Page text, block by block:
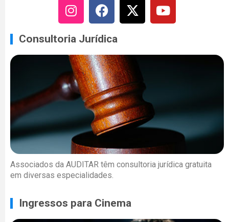
Consultoria Jurídica
Associados da AUDITAR têm consultoria jurídica gratuita
em diversas especialidades.
Ingressos para Cinema